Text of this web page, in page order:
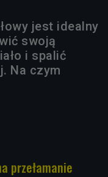
jest idealny
swoją
i spalić
Na czym
przełamanie